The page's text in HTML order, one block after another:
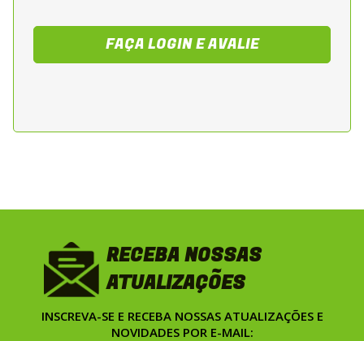
FAÇA LOGIN E AVALIE
RECEBA NOSSAS
ATUALIZAÇÕES
INSCREVA-SE E RECEBA NOSSAS ATUALIZAÇÕES E
NOVIDADES POR E-MAIL: